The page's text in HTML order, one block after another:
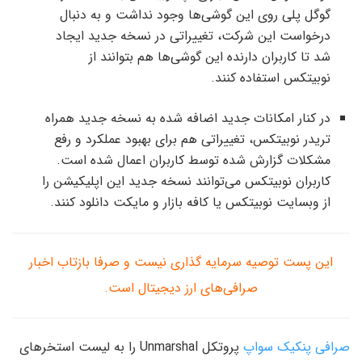
گوگل پلی روی این گوشی‌ها وجود نداشت و به دنبال
درخواست این شرکت، تغییراتی در نسخه جدید ایجاد
شد تا کاربران دارنده این گوشی‌ها هم بتوانند از
نوبیتکس استفاده کنند.
در کنار امکانات جدید اضافه شده به نسخه جدید همراه
تریدر نوبیتکس، تغییراتی هم برای بهبود عملکرد و رفع
مشکلات گزارش شده توسط کاربران اعمال شده است.
کاربران نوبیتکس می‌توانند نسخه جدید این اپلیکیشن را
از وبسایت نوبیتکس یا کافه بازار و مایکت دانلود کنند.
این پست توصیه سرمایه گذاری نیست و صرفا بازتاب اخبار
صرافی‌های ارز دیجیتال است.
صرافی پنکیک سواپ پروتکل Unmarshal را به لیست استخرهای